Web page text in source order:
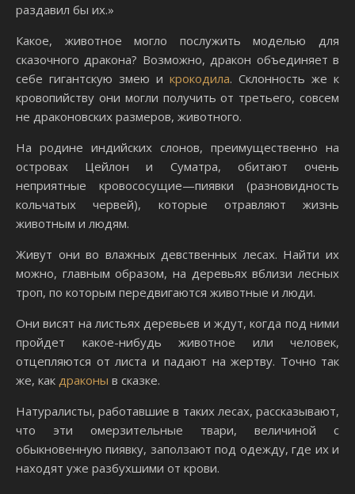
раздавил бы их.»
Какое, животное могло послужить моделью для
сказочного дракона? Возможно, дракон объединяет в
себе гигантскую змею и крокодила. Склонность же к
кровопийству они могли получить от третьего, совсем
не драконовских размеров, животного.
На родине индийских слонов, преимущественно на
островах Цейлон и Суматра, обитают очень
неприятные кровососущие—пиявки (разновидность
кольчатых червей), которые отравляют жизнь
животным и людям.
Живут они во влажных девственных лесах. Найти их
можно, главным образом, на деревьях вблизи лесных
троп, по которым передвигаются животные и люди.
Они висят на листьях деревьев и ждут, когда под ними
пройдет какое-нибудь животное или человек,
отцепляются от листа и падают на жертву. Точно так
же, как драконы в сказке.
Натуралисты, работавшие в таких лесах, рассказывают,
что эти омерзительные твари, величиной с
обыкновенную пиявку, заползают под одежду, где их и
находят уже разбухшими от крови.